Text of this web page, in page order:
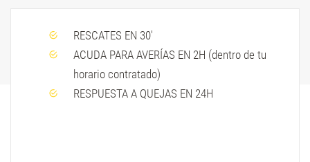
RESCATES EN 30'
ACUDA PARA AVERÍAS EN 2H (dentro de tu
horario contratado)
RESPUESTA A QUEJAS EN 24H